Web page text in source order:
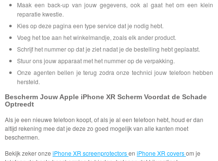
Maak een back-up van jouw gegevens, ook al gaat het om een klein
reparatie kwestie.
Kies op deze pagina een type service dat je nodig hebt.
Voeg het toe aan het winkelmandje, zoals elk ander product.
Schrijf het nummer op dat je ziet nadat je de bestelling hebt geplaatst.
Stuur ons jouw apparaat met het nummer op de verpakking.
Onze agenten bellen je terug zodra onze technici jouw telefoon hebben
hersteld.
Bescherm Jouw Apple iPhone XR Scherm Voordat de Schade
Optreedt
Als je een nieuwe telefoon koopt, of als je al een telefoon hebt, houd er dan
altijd rekening mee dat je deze zo goed mogelijk van alle kanten moet
beschermen.
Bekijk zeker onze iPhone XR screenprotectorsen iPhone XR coversom je